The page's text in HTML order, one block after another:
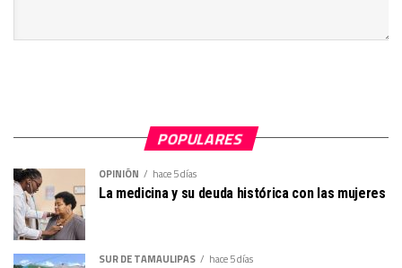
POPULARES
OPINIÓN hace 5 días
La medicina y su deuda histórica con las mujeres
SUR DE TAMAULIPAS hace 5 días